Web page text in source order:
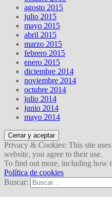
agosto 2015
julio 2015
mayo 2015
abril 2015
marzo 2015
febrero 2015
enero 2015
diciembre 2014
noviembre 2014
octubre 2014
julio 2014
junio 2014
mayo 2014
Privacy & Cookies: This site
website, you agree to their use.
To find out more, including how
Política de cookies
Buscar: